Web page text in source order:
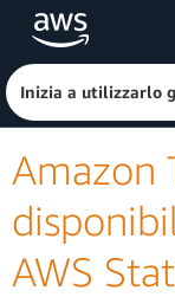
Passa al contenuto
Fai clic
Inizia a utilizzarlo
Amazon
AWS